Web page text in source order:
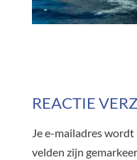
REACTIE
Je e-mailadres
velden zijn